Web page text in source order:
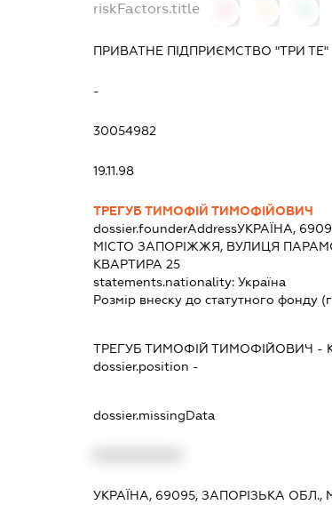
riskFactors.title
ПРИВАТНЕ ПІДПРИЄМСТВО "ТРИ ТЕ"
-
30054982
19.11.98
ТРЕГУБ ТИМОФІЙ ТИМОФІЙОВИЧ
dossier.founderAddressУКРАЇНА,
МІСТО ЗАПОРІЖЖЯ, ВУЛИЦЯ
КВАРТИРА 25
statements.nationality:Україна
Розмір внеску до статутного фонду
ТРЕГУБ ТИМОФІЙ ТИМОФІЙОВИЧ -
dossier.position -
dossier.missingData
УКРАЇНА, 69095, ЗАПОРІЗЬКА